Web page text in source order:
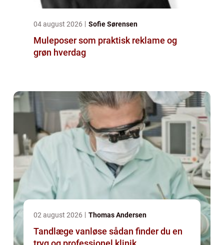
04 august 2026 Sofie Sørensen
Muleposer som praktisk reklame og
grøn hverdag
02 august 2026 Thomas Andersen
Tandlæge vanløse sådan finder du en